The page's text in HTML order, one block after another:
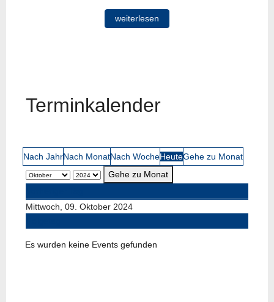
weiterlesen
Terminkalender
Nach JahrNach MonatNach WocheHeuteGehe zu Monat
Gehe zu Monat
Mittwoch, 09. Oktober 2024
Es wurden keine Events gefunden